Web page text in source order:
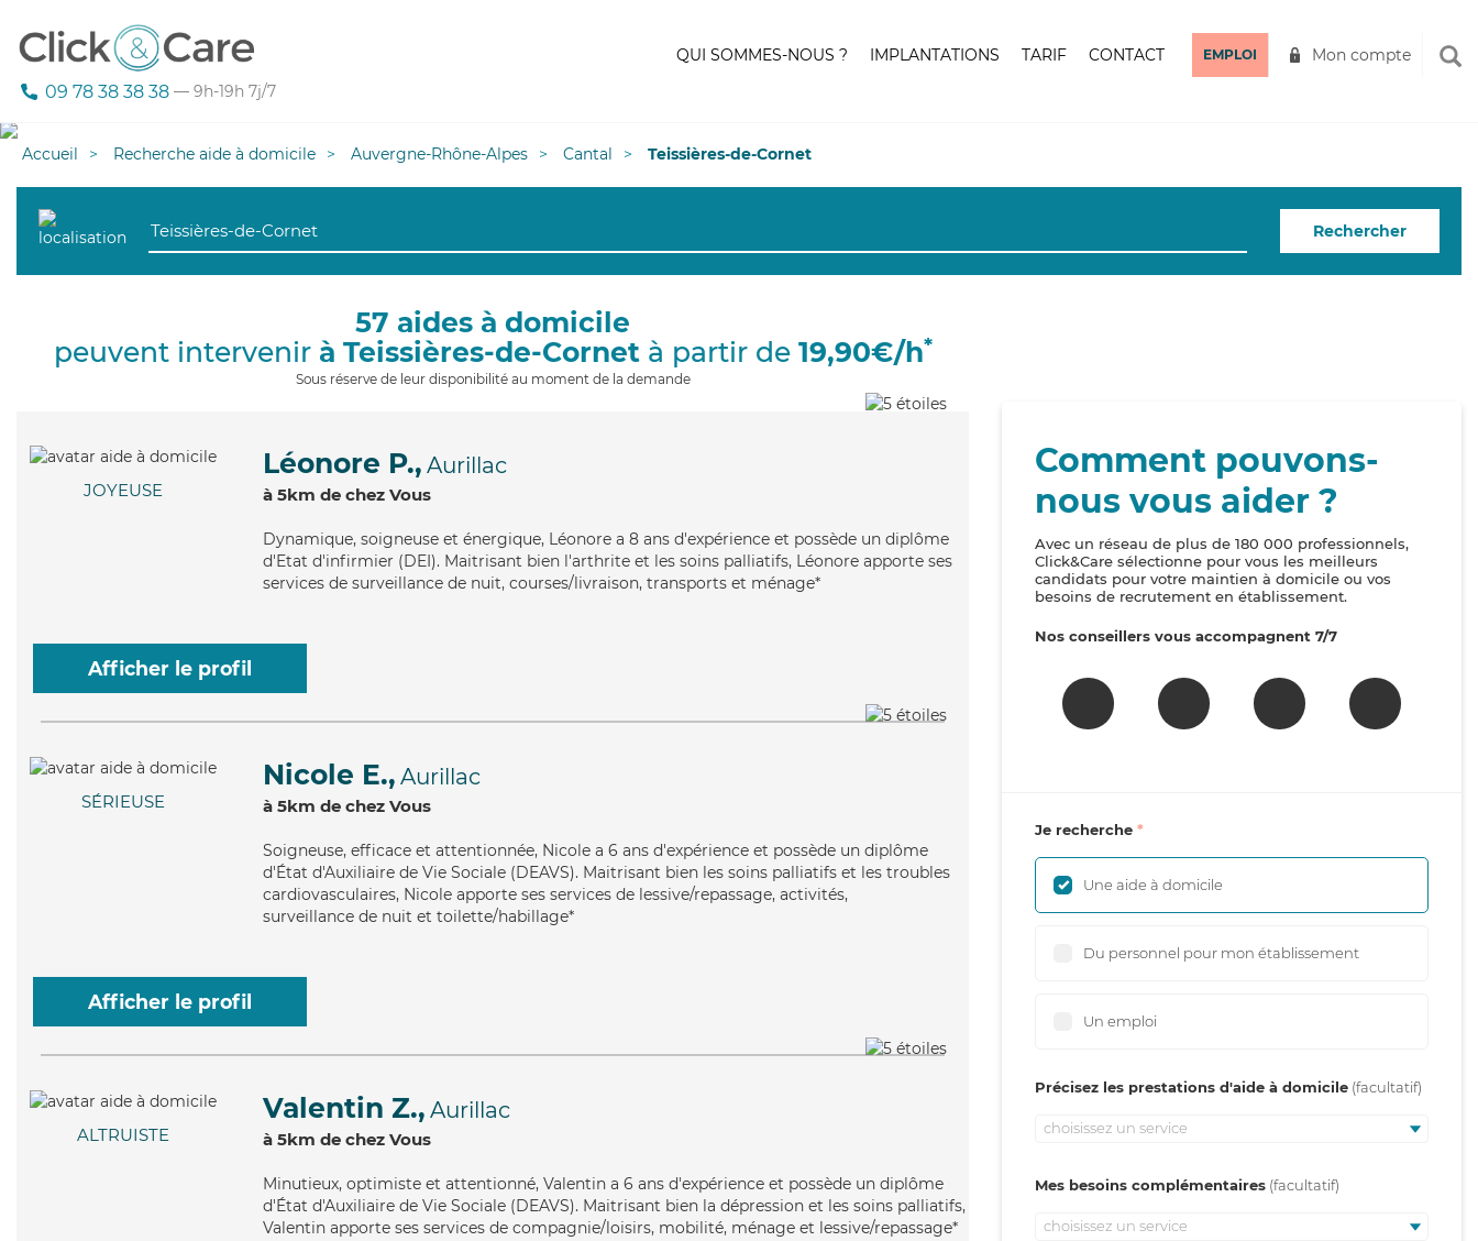
09 78 38 38 38 — 9h-19h 7j/7
QUI SOMMES-NOUS ? IMPLANTATIONS TARIF CONTACT EMPLOI Mon compte
Accueil Recherche aide à domicile Auvergne-Rhône-Alpes Cantal Teissières-de-Cornet
Rechercher
57 aides à domicile
peuvent intervenir à Teissières-de-Cornetà partir de 19,90€/h*
Sous réserve de leur disponibilité au moment de la demande
JOYEUSE
Léonore P., Aurillac
à 5km de chez Vous
Dynamique, soigneuse et énergique, Léonore a 8 ans d'expérience et possède un diplôme
d'Etat d'infirmier (DEI). Maitrisant bien l'arthrite et les soins palliatifs, Léonore apporte ses
services de surveillance de nuit, courses/livraison, transports et ménage*
Afficher le profil
SÉRIEUSE
Nicole E., Aurillac
à 5km de chez Vous
Soigneuse, efficace et attentionnée, Nicole a 6 ans d'expérience et possède un diplôme
d'État d'Auxiliaire de Vie Sociale (DEAVS). Maitrisant bien les soins palliatifs et les troubles
cardiovasculaires, Nicole apporte ses services de lessive/repassage, activités,
surveillance de nuit et toilette/habillage*
Afficher le profil
ALTRUISTE
Valentin Z., Aurillac
à 5km de chez Vous
Minutieux, optimiste et attentionné, Valentin a 6 ans d'expérience et possède un diplôme
d'État d'Auxiliaire de Vie Sociale (DEAVS). Maitrisant bien la dépression et les soins palliatifs,
Valentin apporte ses services de compagnie/loisirs, mobilité, ménage et lessive/repassage*
Comment pouvons-
nous vous aider ?
Avec un réseau de plus de 180 000 professionnels,
Click&Care sélectionne pour vous les meilleurs
candidats pour votre maintien à domicile ou vos
besoins de recrutement en établissement.
Nos conseillers vous accompagnent 7/7
Je recherche
Une aide à domicile
Du personnel pour mon établissement
Un emploi
Précisez les prestations d'aide à domicile
choisissez un service
Mes besoins complémentaires
choisissez un service